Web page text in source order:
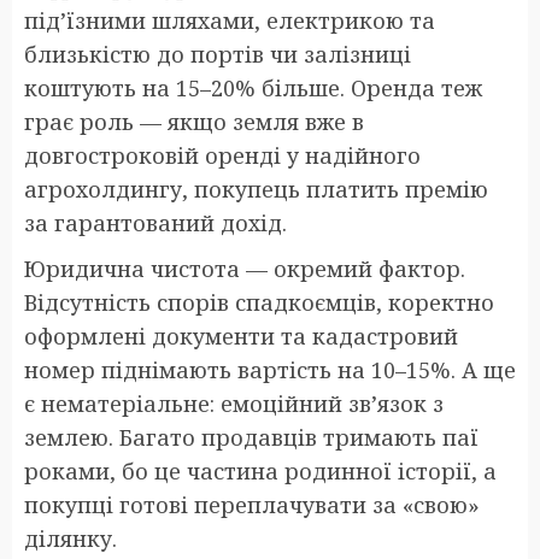
під’їзними шляхами, електрикою та
близькістю до портів чи залізниці
коштують на 15–20% більше. Оренда теж
грає роль — якщо земля вже в
довгостроковій оренді у надійного
агрохолдингу, покупець платить премію
за гарантований дохід.
Юридична чистота — окремий фактор.
Відсутність спорів спадкоємців, коректно
оформлені документи та кадастровий
номер піднімають вартість на 10–15%. А ще
є нематеріальне: емоційний зв’язок з
землею. Багато продавців тримають паї
роками, бо це частина родинної історії, а
покупці готові переплачувати за «свою»
ділянку.